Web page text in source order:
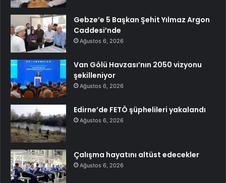
Gebze’e 5 Başkan Şehit Yılmaz Argon
Caddesi’nde
Ağustos 6, 2026
Van Gölü Havzası’nın 2050 vizyonu
şekilleniyor
Ağustos 6, 2026
Edirne’de FETÖ şüphelileri yakalandı
Ağustos 6, 2026
Çalışma hayatını altüst edecekler
Ağustos 6, 2026